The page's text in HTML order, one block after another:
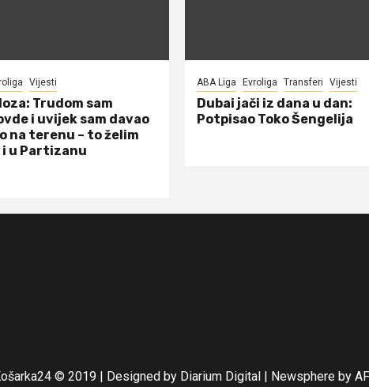
Vijesti
Trudom sam
i uvijek sam davao
na terenu – to želim
u Partizanu
ABA Liga Evroliga Transferi Vijesti
Dubai jači iz dana u dan:
Potpisao Toko Šengelija
© 2019 | Designed by Diarium Digital | Newsphere by